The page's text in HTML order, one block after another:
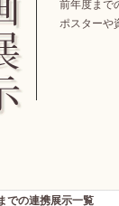
前年度まで
ポスターや
での連携展示一覧